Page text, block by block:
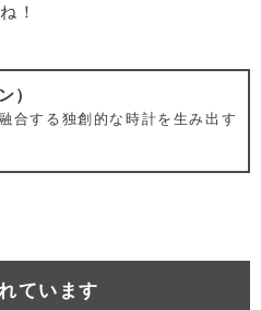
！
）
合する独創的な時計を生み出す
ています